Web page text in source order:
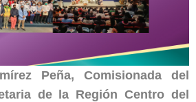
Peña, Comisionada del
de la Región Centro del